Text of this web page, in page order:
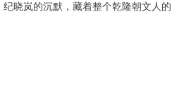
晓岚的沉默，藏着整个乾隆朝文人的